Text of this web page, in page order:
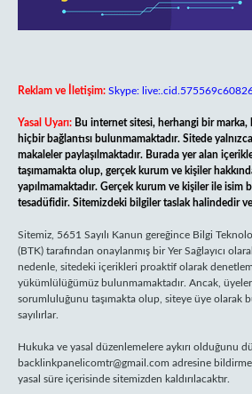
Reklam ve İletişim: Skype:
Yasal Uyarı: Bu internet sitesi, herhangi bir marka,
hiçbir bağlantısı bulunmamaktadır. Sitede yalnızca
makaleler paylaşılmaktadır. Burada yer alan
taşımamakta olup, gerçek kurum ve kişiler
yapılmamaktadır. Gerçek kurum ve kişiler ile isim
tesadüfidir. Sitemizdeki bilgiler taslak halindedir
Sitemiz, 5651 Sayılı Kanun gereğince Bilgi
(BTK) tarafından onaylanmış bir Yer Sağlayıcı
nedenle, sitedeki içerikleri proaktif olarak
yükümlülüğümüz bulunmamaktadır. Ancak,
sorumluluğunu taşımakta olup, siteye üye olarak
sayılırlar.
Hukuka ve yasal düzenlemelere aykırı olduğunu
backlinkpanelicomtr@gmail.com adresine
yasal süre içerisinde sitemizden kaldırılacaktır.